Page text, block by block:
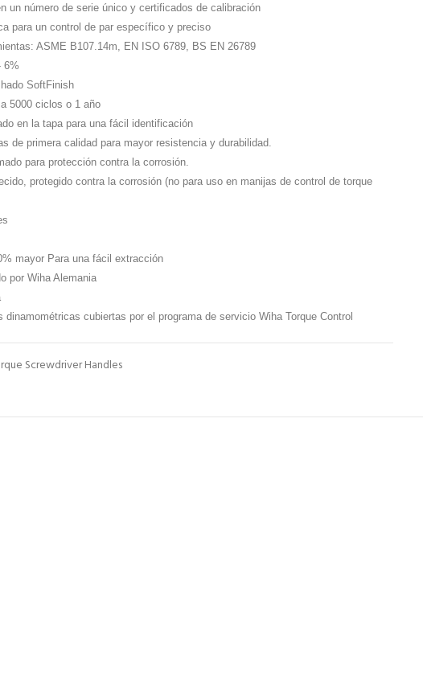
un número de serie único y certificados de calibración
para un control de par específico y preciso
ASME B107.14m, EN ISO 6789, BS EN 26789
6%
SoftFinish
5000 ciclos o 1 año
en la tapa para una fácil identificación
de primera calidad para mayor resistencia y durabilidad.
para protección contra la corrosión.
protegido contra la corrosión (no para uso en manijas de control de torque
mayor Para una fácil extracción
por Wiha Alemania
dinamométricas cubiertas por el programa de servicio Wiha Torque Control
Screwdriver Handles